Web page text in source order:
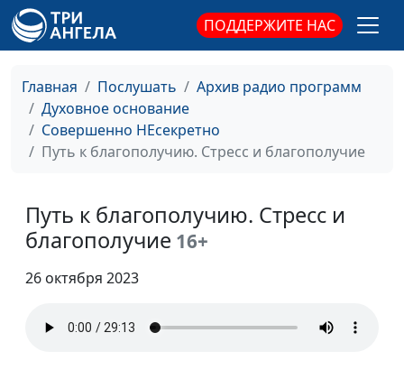
ПОДДЕРЖИТЕ НАС
Главная Послушать
Архив радио программ
Духовное основание
Совершенно НЕсекретно
Путь к благополучию. Стресс и благополучие
Путь к благополучию. Стресс и
благополучие 16+
26 октября 2023
истощение?
психолог; Айгуль
Иншакова, психолог, арт
личностного роста
Путь к благополучию.
Коллеги и начальство
- все в порядке
Руслан Ларин, психолог,
бизнес-тренер, Евгений
Скрипников,
Мария Вачева,
психолог; Светлана
Малова,
Как наладить
бизнес-тренер, Евгений